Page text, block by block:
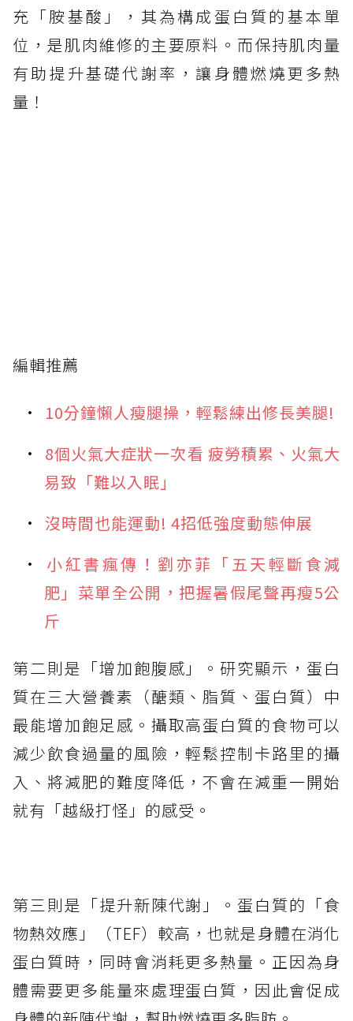
充「胺基酸」，其為構成蛋白質的基本單
位，是肌肉維修的主要原料。而保持肌肉量
有助提升基礎代謝率，讓身體燃燒更多熱
量！
編輯推薦
10分鐘懶人瘦腿操，輕鬆練出修長美腿!
8個火氣大症狀一次看 疲勞積累、火氣大
易致「難以入眠」
沒時間也能運動! 4招低強度動態伸展
小紅書瘋傳！劉亦菲「五天輕斷食減
肥」菜單全公開，把握暑假尾聲再瘦5公
斤
第二則是「增加飽腹感」。研究顯示，蛋白
質在三大營養素（醣類、脂質、蛋白質）中
最能增加飽足感。攝取高蛋白質的食物可以
減少飲食過量的風險，輕鬆控制卡路里的攝
入、將減肥的難度降低，不會在減重一開始
就有「越級打怪」的感受。
第三則是「提升新陳代謝」。蛋白質的「食
物熱效應」（TEF）較高，也就是身體在消化
蛋白質時，同時會消耗更多熱量。正因為身
體需要更多能量來處理蛋白質，因此會促成